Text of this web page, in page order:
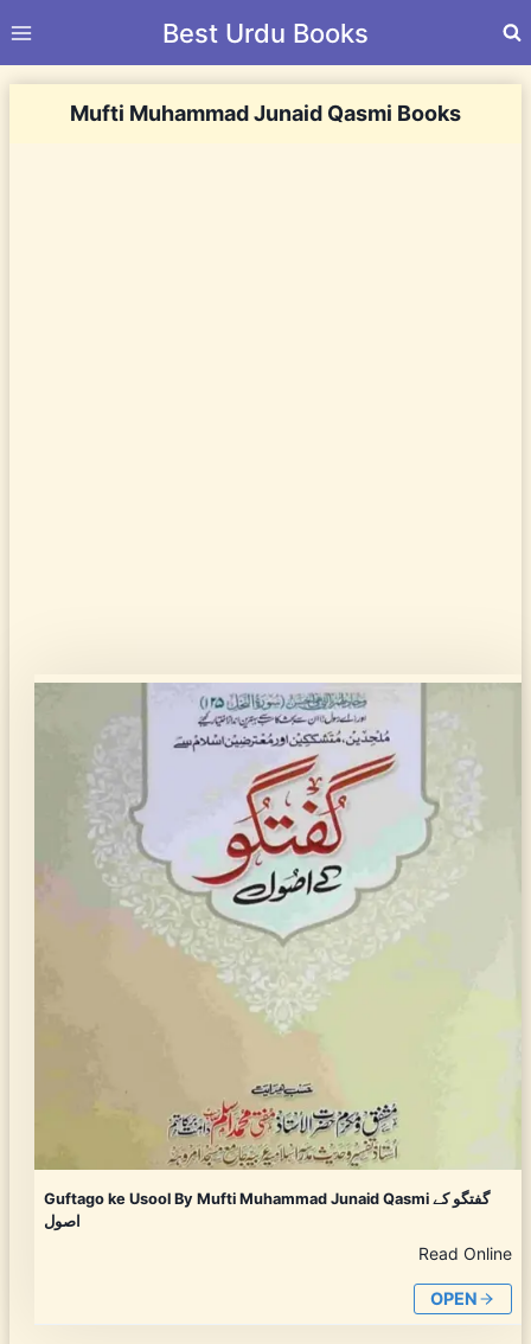
to
Best Urdu Books
Mufti Muhammad Junaid Qasmi Books
Guftago ke Usool By Mufti Muhammad Junaid Qasmi گفتگو کے
اصول
Read Online
OPEN